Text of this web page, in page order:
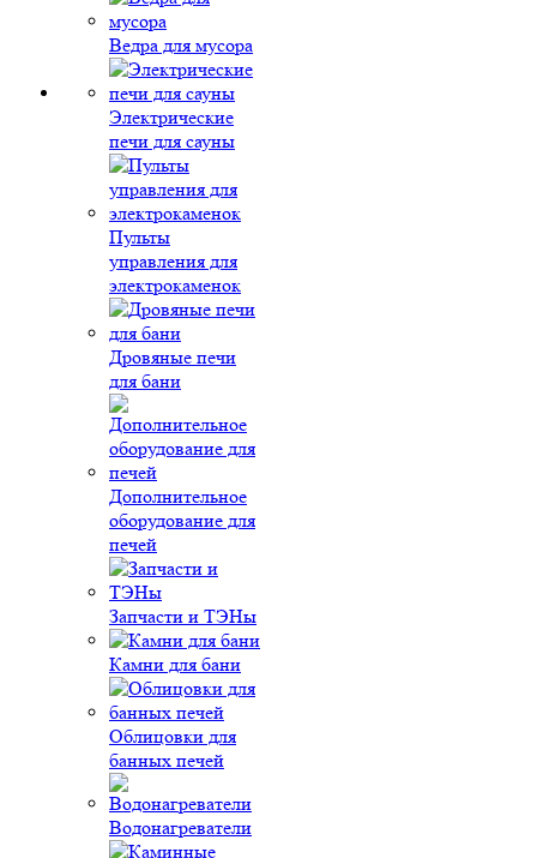
Ведра для мусора
Электрические
печи для сауны
Пульты
управления для
электрокаменок
Дровяные печи
для бани
Дополнительное
оборудование для
печей
Запчасти и ТЭНы
Камни для бани
Облицовки для
банных печей
Водонагреватели